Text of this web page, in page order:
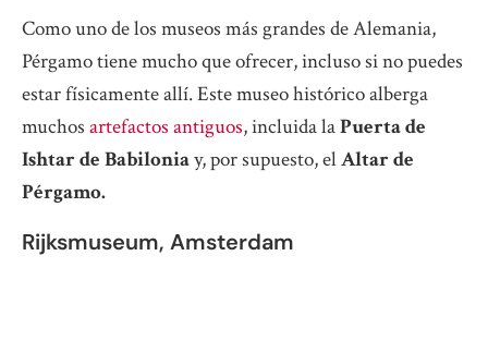
Como uno de los museos más grandes de Alemania,
Pérgamo tiene mucho que ofrecer, incluso si no puedes
estar físicamente allí. Este museo histórico alberga
muchos artefactos antiguos, incluida laPuerta de
Ishtar de Babiloniay, por supuesto, elAltar de
Pérgamo.
Rijksmuseum, Amsterdam